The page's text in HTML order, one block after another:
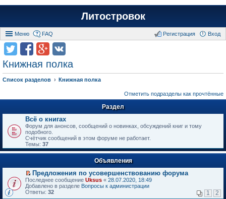
Литостровок
Меню FAQ Вход
Регистрация
Книжная полка
Список разделов Книжная полка
Отметить подразделы как прочтённые
Раздел
Всё о книгах
Форум для анонсов, сообщений о новинках, обсуждений книг и тому
подобного.
Счётчик сообщений в этом форуме не работает.
Темы: 37
Объявления
П
е
р
Предложения по усовершенствованию форума
Последнее сообщение Uksus « 28.07.2020, 18:49
Добавлено в разделе Вопросы к администрации
Ответы: 32 1 2